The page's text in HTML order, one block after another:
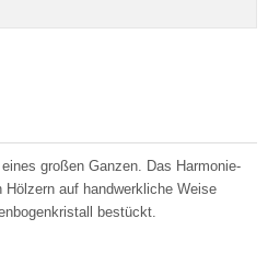
großen Ganzen. Das Harmonie-
auf handwerkliche Weise
bestückt.